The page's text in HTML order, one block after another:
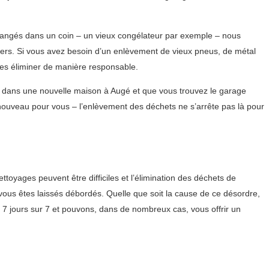
dans un coin – un vieux congélateur par exemple – nous
Si vous avez besoin d’un enlèvement de vieux pneus, de métal
éliminer de manière responsable.
une nouvelle maison à Augé et que vous trouvez le garage
pour vous – l’enlèvement des déchets ne s’arrête pas là pour
peuvent être difficiles et l’élimination des déchets de
êtes laissés débordés. Quelle que soit la cause de ce désordre,
jours sur 7 et pouvons, dans de nombreux cas, vous offrir un